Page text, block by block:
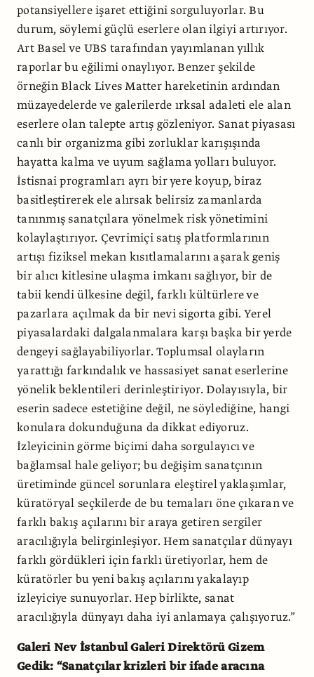
potansiyellere işaret ettiğini sorguluyorlar. Bu
durum, söylemi güçlü eserlere olan ilgiyi artırıyor.
Art Basel ve UBS tarafından yayımlanan yıllık
raporlar bu eğilimi onaylıyor. Benzer şekilde
örneğin Black Lives Matter hareketinin ardından
müzayedelerde ve galerilerde ırksal adaleti ele alan
eserlere olan talepte artış gözleniyor. Sanat piyasası
canlı bir organizma gibi zorluklar karışışında
hayatta kalma ve uyum sağlama yolları buluyor.
İstisnai programları ayrı bir yere koyup, biraz
basitleştirerek ele alırsak belirsiz zamanlarda
tanınmış sanatçılara yönelmek risk yönetimini
kolaylaştırıyor. Çevrimiçi satış platformlarının
artışı fiziksel mekan kısıtlamalarını aşarak geniş
bir alıcı kitlesine ulaşma imkanı sağlıyor, bir de
tabii kendi ülkesine değil, farklı kültürlere ve
pazarlara açılmak da bir nevi sigorta gibi. Yerel
piyasalardaki dalgalanmalara karşı başka bir yerde
dengeyi sağlayabiliyorlar. Toplumsal olayların
yarattığı farkındalık ve hassasiyet sanat eserlerine
yönelik beklentileri derinleştiriyor. Dolayısıyla, bir
eserin sadece estetiğine değil, ne söylediğine, hangi
konulara dokunduğuna da dikkat ediyoruz.
İzleyicinin görme biçimi daha sorgulayıcı ve
bağlamsal hale geliyor; bu değişim sanatçının
üretiminde güncel sorunlara eleştirel yaklaşımlar,
küratöryal seçkilerde de bu temaları öne çıkaran ve
farklı bakış açılarını bir araya getiren sergiler
aracılığıyla belirginleşiyor. Hem sanatçılar dünyayı
farklı gördükleri için farklı üretiyorlar, hem de
küratörler bu yeni bakış açılarını yakalayıp
izleyiciye sunuyorlar. Hep birlikte, sanat
aracılığıyla dünyayı daha iyi anlamaya çalışıyoruz.”
Galeri Nev İstanbul Galeri Direktörü Gizem
Gedik: “Sanatçılar krizleri bir ifade aracına